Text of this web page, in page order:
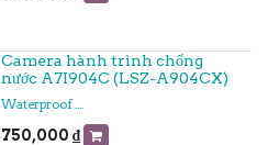
Camera hành trình chống
nước A7I904C (LSZ-A904CX)
Waterproof ....
750,000 ₫